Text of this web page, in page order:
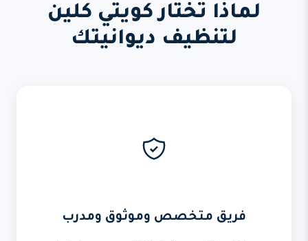
لماذا تختار كويتي كلين
لتنظيف ديوانيتك
فريق متخصص وموثوق ومدرب